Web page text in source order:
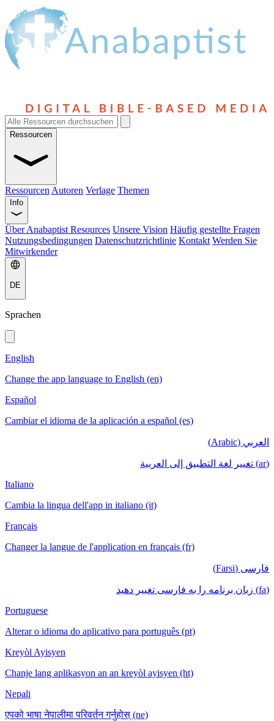
Ressourcen
Ressourcen Autoren Verlage Themen
Info
Über Anabaptist Resources Unsere Vision Häufig gestellte Fragen
Nutzungsbedingungen Datenschutzrichtlinie Kontakt Werden Sie
Mitwirkender
DE
Sprachen
English
Change the app language to English (en)
Español
Cambiar el idioma de la aplicación a español (es)
العربي (Arabic)
(ar) تغيير لغة التطبيق إلى العربية
Italiano
Cambia la lingua dell'app in italiano (it)
Français
Changer la langue de l'application en français (fr)
فارسی (Farsi)
(fa) زبان برنامه را به فارسی تغییر دهید
Portuguese
Alterar o idioma do aplicativo para português (pt)
Kreyòl Ayisyen
Chanje lang aplikasyon an an kreyòl ayisyen (ht)
Nepali
एपको भाषा नेपालीमा परिवर्तन गर्नुहोस् (ne)